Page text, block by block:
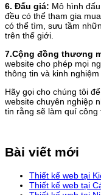
6. Đấu giá: Mô hình
đều có thể tham gia
có thể tìm, sưu tầm
trên thế giới.
7.Cộng đồng thương
website cho phép mọi
thông tin và kinh
Hãy gọi cho chúng tôi
website chuyên nghiệp
tin rằng sẽ làm quí công
Bài viết mới
Thiết kế web tại
Thiết kế web tại